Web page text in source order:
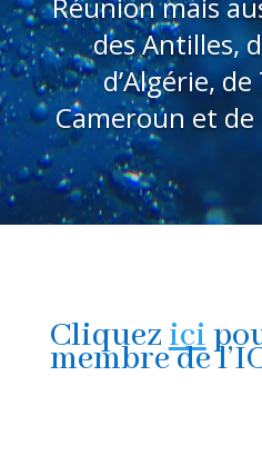
des Antilles,
d’Algérie,
Cameroun et de
Cliquezici
membre de